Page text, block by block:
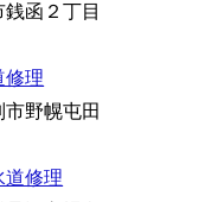
函２丁目
修理
野幌屯田
道修理